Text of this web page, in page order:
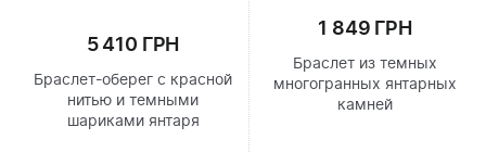
5 410 ГРН
Браслет-оберег с красной
нитью и темными
шариками янтаря
1 849 ГРН
Браслет из темных
многогранных янтарных
камней